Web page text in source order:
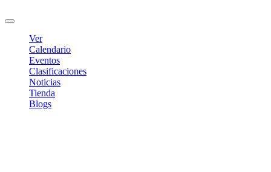
Ver
Calendario
Eventos
Clasificaciones
Noticias
Tienda
Blogs